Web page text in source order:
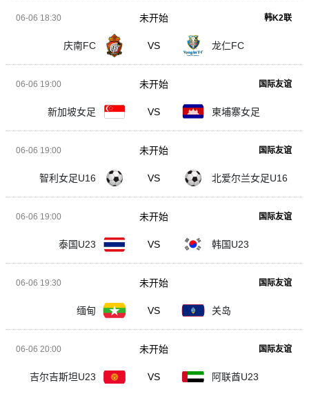
06-06 18:30 韩K2联
庆南FC VS 龙仁FC
未开始
06-06 19:00 国际友谊
新加坡女足 VS 柬埔寨女足
未开始
06-06 19:00 国际友谊
智利女足U16 VS 北爱尔兰女足U16
未开始
06-06 19:00 国际友谊
泰国U23 VS 韩国U23
未开始
06-06 19:30 国际友谊
缅甸 VS 关岛
未开始
06-06 20:00 国际友谊
吉尔吉斯坦U23 VS 阿联酋U23
未开始